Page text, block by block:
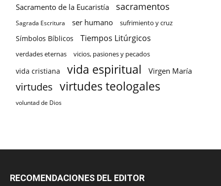
Sacramento de la Eucaristía sacramentos
Sagrada Escritura ser humano sufrimiento y cruz
Símbolos Bíblicos Tiempos Litúrgicos
verdades eternas vicios, pasiones y pecados
vida cristiana vida espiritual Virgen María
virtudes virtudes teologales
voluntad de Dios
RECOMENDACIONES DEL EDITOR